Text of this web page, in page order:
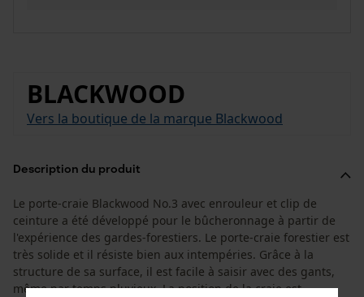
BLACKWOOD
Vers la boutique de la marque Blackwood
Description du produit
Le porte-craie Blackwood No.3 avec enrouleur et clip de
ceinture a été développé pour le bûcheronnage à partir de
l'expérience des gardes-forestiers. Le porte-craie forestier est
très solide et il résiste bien aux intempéries. Grâce à la
structure de sa surface, il est facile à saisir avec des gants,
même par temps pluvieux. La position de la craie est